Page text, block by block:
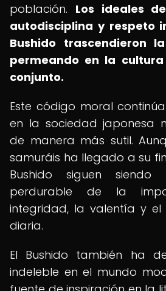
población. Los ideales
autodisciplina y respeto
Bushido trascendieron
permeando en la
conjunto.
Este código moral
en la sociedad japonesa
de manera más sutil.
samuráis ha llegado a su
Bushido siguen siendo
perdurable de la
integridad, la valentía y
diaria.
El Bushido también ha
indeleble en el mundo